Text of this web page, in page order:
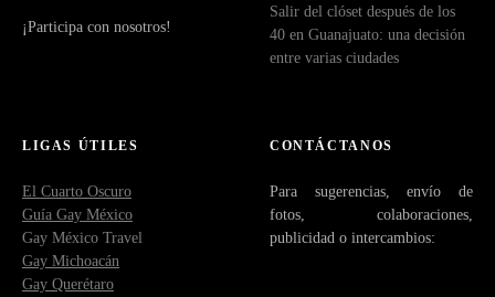
¡Participa con nosotros!
Salir del clóset después de los
40 en Guanajuato: una decisión
entre varias ciudades
LIGAS ÚTILES
El Cuarto Oscuro
Guía Gay México
Gay México Travel
Gay Michoacán
Gay Querétaro
CONTÁCTANOS
Para sugerencias, envío de
fotos, colaboraciones,
publicidad o intercambios: